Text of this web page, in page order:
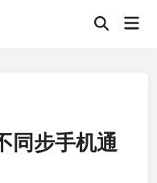
Open
同步手机通